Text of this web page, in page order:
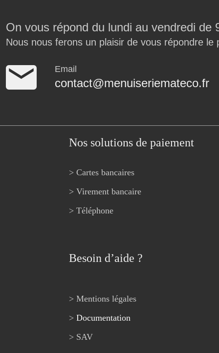
On vous répond du lundi au vendredi
Nous nous ferons un plaisir de vous répondre le
Email
contact@menuiseriemateco.fr
Nos solutions de paiement
> Cartes bancaires
> Virement bancaire
> Téléphone
Besoin d’aide ?
> Mentions légales
> Documentation
> SAV